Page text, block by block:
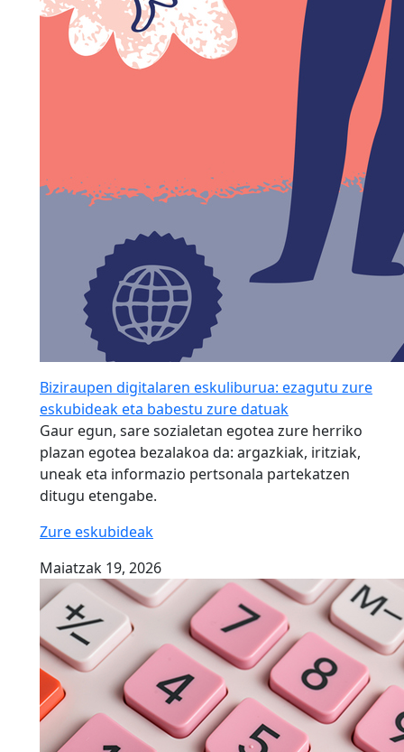
Biziraupen digitalaren eskuliburua: ezagutu zure
eskubideak eta babestu zure datuak
Gaur egun, sare sozialetan egotea zure herriko
plazan egotea bezalakoa da: argazkiak, iritziak,
uneak eta informazio pertsonala partekatzen
ditugu etengabe.
Zure eskubideak
Maiatzak 19, 2026